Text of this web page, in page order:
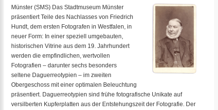
Münster (SMS) Das Stadtmuseum Münster
präsentiert Teile des Nachlasses von Friedrich
Hundt, dem ersten Fotografen in Westfalen, in
neuer Form: In einer speziell umgebauten,
historischen Vitrine aus dem 19. Jahrhundert
werden die empfindlichen, wertvollen
Fotografien – darunter sechs besonders
seltene Daguerreotypien – im zweiten
Obergeschoss mit einer optimalen Beleuchtung
präsentiert. Daguerreotypien sind frühe fotografische Unikate auf
versilberten Kupferplatten aus der Entstehungszeit der Fotografie. Der